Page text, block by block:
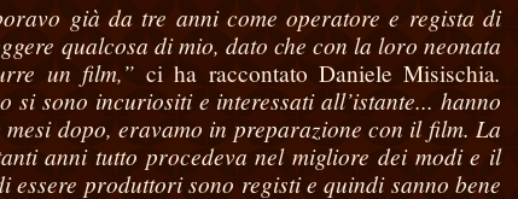
già da tre anni come operatore e regista di
qualcosa di mio, dato che con la loro neonata
un film,” ci ha raccontato Daniele Misischia.
sono incuriositi e interessati all’istante... hanno
dopo, eravamo in preparazione con il film. La
anni tutto procedeva nel migliore dei modi e il
produttori sono registi e quindi sanno bene